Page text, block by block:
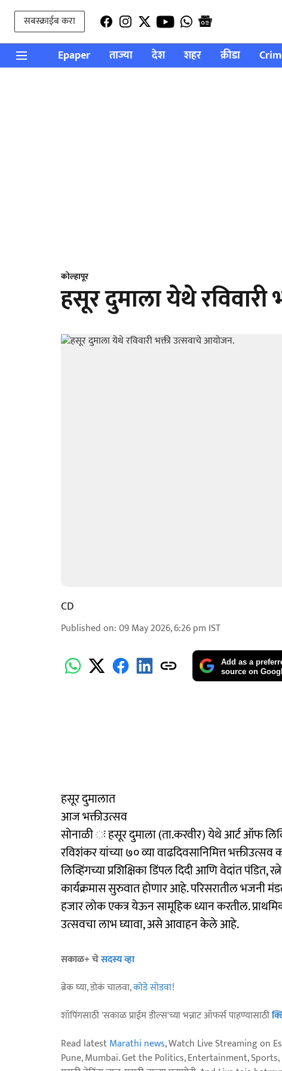
सबस्क्राईब करा
Epaper ताज्या देश शहर क्रीडा
कोल्हापूर
हसूर दुमाला येथे
CD
Published on:09 May 2026, 6:26 pm IST
Add as a
source on
हसूर दुमालात
आज भक्तीउत्सव
सोनाळी ः हसूर दुमाला (ता.करवीर) येथे आर्ट ऑफ
रविशंकर यांच्या ७० व्या वाढदिवसानिमित्त
लिव्हिंगच्या प्रशिक्षिका डिंपल दिदी आणि वेदांत
कार्यक्रमास सुरुवात होणार आहे. परिसरातील
हजार लोक एकत्र येऊन सामूहिक ध्यान करतील.
उत्सवचा लाभ घ्यावा, असे आवाहन केले आहे.
सकाळ+ चेसदस्य व्हा
ब्रेक घ्या, डोकं चालवा,कोडे सोडवा!
शॉपिंगसाठी 'सकाळ प्राईम डील्स'च्या भन्नाट ऑफर्स पाहण्यासाठी
Read latestMarathi news, Watch Live Streaming on
Pune, Mumbai. Get the Politics, Entertainment, Sports,